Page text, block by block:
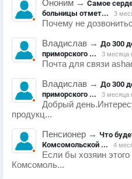
Ононим → Самое
больницы отмет...
3
Почему не
Владислав → До 300
приморского ...
3 месяца
Почта для связи
Владислав → До 300
приморского ...
3 месяца
Добрый
продукц...
Пенсионер → Что
Комсомольской ...
4
Если бы хозяин этого
Комсомоль...